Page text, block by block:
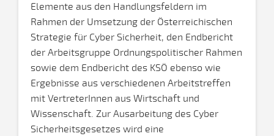
Elemente aus den Handlungsfeldern im
Rahmen der Umsetzung der Österreichischen
Strategie für Cyber Sicherheit, den Endbericht
der Arbeitsgruppe Ordnungspolitischer Rahmen
sowie dem Endbericht des KSÖ ebenso wie
Ergebnisse aus verschiedenen Arbeitstreffen
mit VertreterInnen aus Wirtschaft und
Wissenschaft. Zur Ausarbeitung des Cyber
Sicherheitsgesetzes wird eine